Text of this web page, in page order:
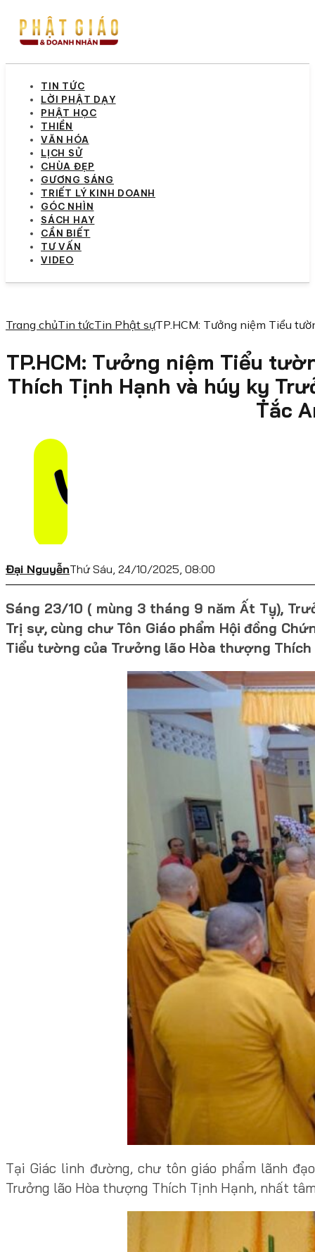
TIN TỨC
LỜI PHẬT DẠY
PHẬT HỌC
THIỀN
VĂN HÓA
LỊCH SỬ
CHÙA ĐẸP
GƯƠNG SÁNG
TRIẾT LÝ KINH DOANH
GÓC NHÌN
SÁCH HAY
CẦN BIẾT
TƯ VẤN
VIDEO
Trang chủTin tứcTin Phật sựTP.HCM: Tưởng niệm Tiểu
TP.HCM: Tưởng niệm Tiểu
Thích Tịnh Hạnh và húy kỵ
Tắc
Đại NguyễnThứ Sáu, 24/10/2025, 08:00
Sáng 23/10 ( mùng 3 tháng 9 năm Ất Tỵ),
Trị sự, cùng chư Tôn Giáo phẩm Hội đồng
Tiểu tường của Trưởng lão Hòa thượng Thích
Tại Giác linh đường, chư tôn giáo phẩm lãnh
Trưởng lão Hòa thượng Thích Tịnh Hạnh, nhất